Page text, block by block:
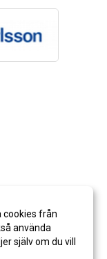
cookies från
använda
själv om du vill